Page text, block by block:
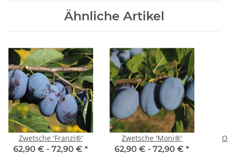
Ähnliche Artikel
Zwetsche 'Franzi®'
62,90 € - 72,90 € *
Zwetsche 'Moni®'
62,90 € - 72,90 € *